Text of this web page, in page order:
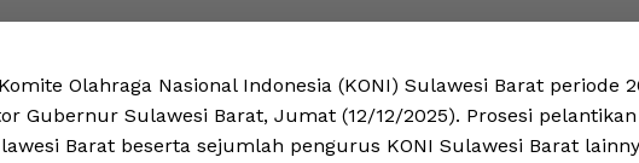
Olahraga Nasional Indonesia (KONI) Sulawesi Barat periode
Gubernur Sulawesi Barat, Jumat (12/12/2025). Prosesi pelantikan
Barat beserta sejumlah pengurus KONI Sulawesi Barat